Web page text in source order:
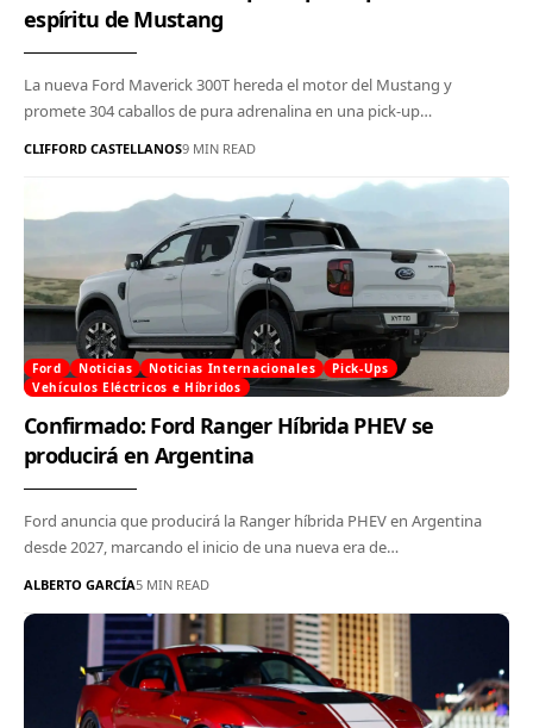
espíritu de Mustang
La nueva Ford Maverick 300T hereda el motor del Mustang y
promete 304 caballos de pura adrenalina en una pick-up…
CLIFFORD CASTELLANOS9 MIN READ
Ford Noticias Noticias Internacionales
Pick-Ups
Vehículos Eléctricos e Híbridos
Confirmado: Ford Ranger Híbrida PHEV se
producirá en Argentina
Ford anuncia que producirá la Ranger híbrida PHEV en Argentina
desde 2027, marcando el inicio de una nueva era de…
ALBERTO GARCÍA5 MIN READ